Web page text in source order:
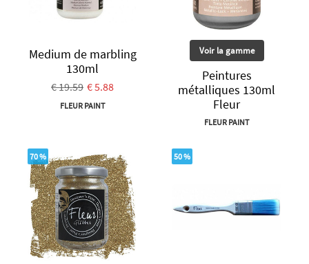
Medium de marbling
130ml
€ 19.59 € 5.88
FLEUR PAINT
Voir la gamme
Peintures
métalliques 130ml
Fleur
FLEUR PAINT
70 % 50 %